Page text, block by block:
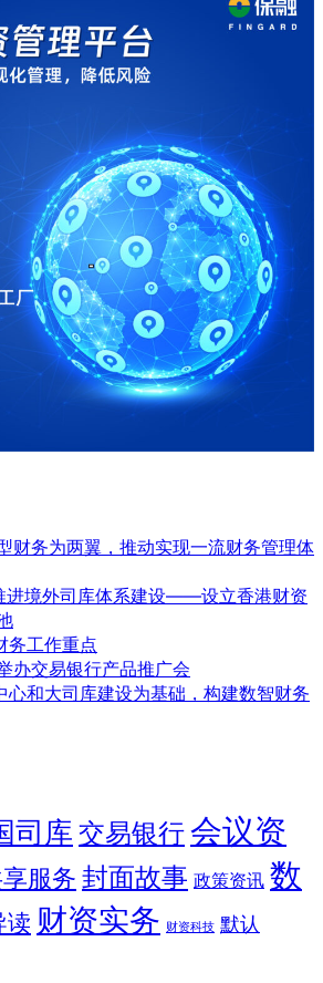
财务为两翼，推动实现一流财务管理体
进境外司库体系建设——设立香港财资
务工作重点
办交易银行产品推广会
心和大司库建设为基础，构建数智财务
司库 交易银行会议资
服务 封面故事 政策资讯 数
读 财资实务 财资科技 默认